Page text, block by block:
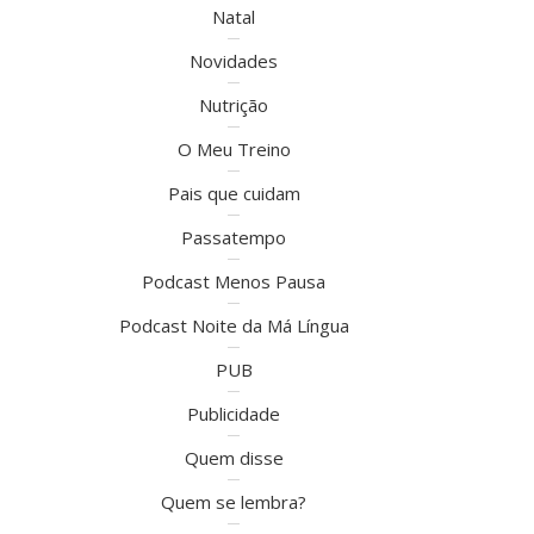
Natal
Novidades
Nutrição
O Meu Treino
Pais que cuidam
Passatempo
Podcast Menos Pausa
Podcast Noite da Má Língua
PUB
Publicidade
Quem disse
Quem se lembra?